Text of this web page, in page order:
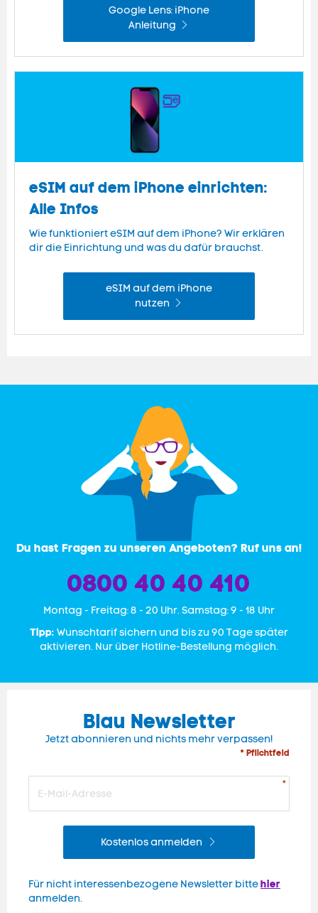
Google Lens: iPhone
Anleitung
eSIM auf dem iPhone einrichten:
Alle Infos
Wie funktioniert eSIM auf dem iPhone? Wir erklären
dir die Einrichtung und was du dafür brauchst.
eSIM auf dem iPhone
nutzen
Du hast Fragen zu unseren Angeboten? Ruf uns an!
0800 40 40 410
Mon­tag - Freitag: 8 - 20 Uhr. Samstag: 9 - 18 Uhr
Tipp: Wunschtarif sichern und bis zu 90 Tage später
aktivieren. Nur über Hotline-Bestellung möglich.
Blau Newsletter
Jetzt abonnieren und nichts mehr verpassen!
* Pflichtfeld
Kostenlos anmelden
Für nicht interessenbezogene Newsletter bittehier
anmelden.